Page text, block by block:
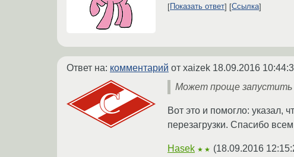
Показать ответ Ссылка
Ответ на: комментарий от xaizek 18.09.2016
Может проще запустить
Вот это и помогло: указал,
перезагрузки. Спасибо
Hasek ★★ (18.09.2016